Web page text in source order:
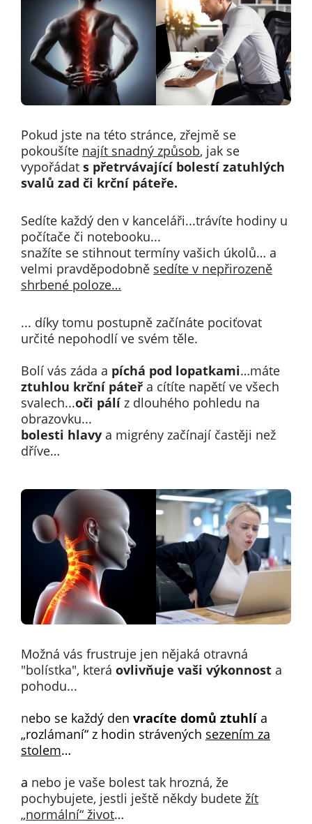
Pokud jste na této stránce, zřejmě se
pokoušíte najít snadný způsob, jak se
vypořádat s přetrvávající bolestí zatuhlých
svalů zad či krční páteře.
Sedíte každý den v kanceláři...trávíte hodiny u
počítače či notebooku...
snažíte se stihnout termíny vašich úkolů… a
velmi pravděpodobně sedíte v nepřirozeně
shrbené poloze…
... díky tomu postupně začínáte pociťovat
určité nepohodlí ve svém těle.
Bolí vás záda a píchá pod lopatkami…máte
ztuhlou krční páteřa cítíte napětí ve všech
svalech...oči pálíz dlouhého pohledu na
obrazovku...
bolesti hlavy a migrény začínají častěji než
dříve…
Možná vás frustruje jen nějaká otravná
"bolístka", která ovlivňuje vaši výkonnost a
pohodu...
nebo se každý den vracíte domů ztuhlía
„rozlámaní“ z hodin strávených sezením za
stolem…
a nebo je vaše bolest tak hrozná, že
pochybujete, jestli ještě někdy budete žít
„normální“ život…